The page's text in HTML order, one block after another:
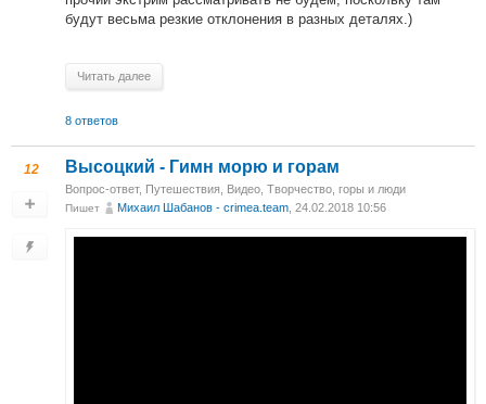
будут весьма резкие отклонения в разных деталях.)
Читать далее
8 ответов
12 Высоцкий - Гимн морю и горам
Вопрос-ответ, Путешествия Видео Творчество горы и люди
Пишет Михаил Шабанов - crimea.team , 24.02.2018 10:56